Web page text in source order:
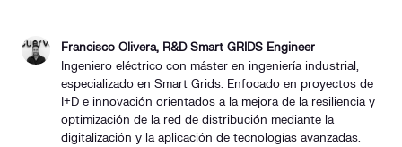
Francisco Olivera, R&D Smart GRIDS Engineer
Ingeniero eléctrico con máster en ingeniería industrial,
especializado en Smart Grids. Enfocado en proyectos de
I+D e innovación orientados a la mejora de la resiliencia y
optimización de la red de distribución mediante la
digitalización y la aplicación de tecnologías avanzadas.